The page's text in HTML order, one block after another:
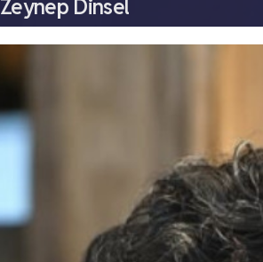
Zeynep Dinsel